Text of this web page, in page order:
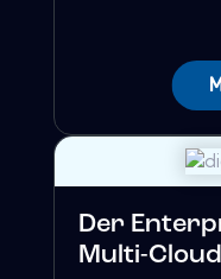
Der
Multi-Cloud